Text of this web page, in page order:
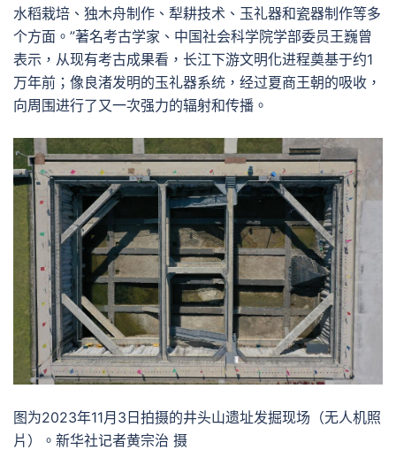
水稻栽培、独木舟制作、犁耕技术、玉礼器和瓷器制作等多
个方面。”著名考古学家、中国社会科学院学部委员王巍曾
表示，从现有考古成果看，长江下游文明化进程奠基于约1
万年前；像良渚发明的玉礼器系统，经过夏商王朝的吸收，
向周围进行了又一次强力的辐射和传播。
图为2023年11月3日拍摄的井头山遗址发掘现场（无人机照
片）。新华社记者黄宗治 摄